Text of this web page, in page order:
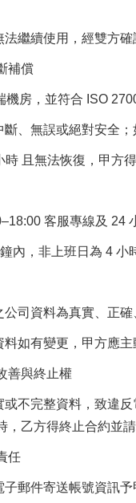
繼續使用，經雙方確
補償
房，並符合 ISO
、無誤或絕對安全
且無法恢復，甲方
客服專線及 24
內，非上班日為 4 小
司資料為真實、正確
如有變更，甲方應主
善與終止權
不完整資料，致違
乙方得終止合約並請
任
郵件寄送帳號資訊予